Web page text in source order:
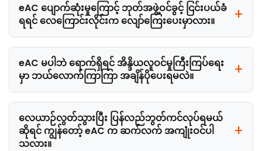
eAC ပျောက်ဆုံးမှုကြောင့် ဘုတ်အဖွဲ့ဝင်ခွင့် ငြင်းပယ်ခံ
ရရင် လေကြောင်းလိုင်းက လျော်ကြေးပေးမှာလား။
eAC မပါဘဲ ရောက်ရှိရင် အိန္ဒိယလူဝင်မှုကြီးကြပ်ရေး
မှာ ဘယ်လောက်ကြာကြာ အချိန်ပိုပေးရမလဲ။
လေယာဉ်လွတ်သွားပြီး ပြန်လည်ဘွတ်ကင်လုပ်ရမယ်
ဆိုရင် ကျွန်တော့် eAC က ဆက်လက် အကျုံးဝင်ပါ
သလား။